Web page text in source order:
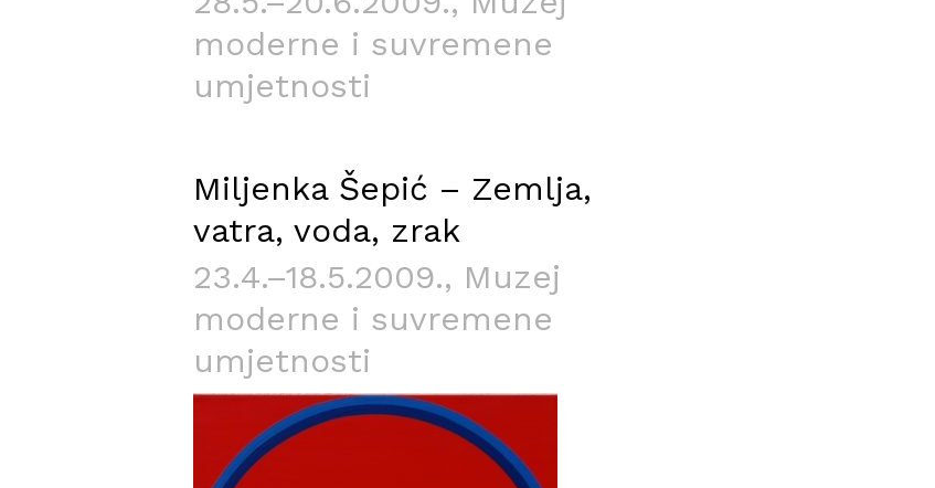
moderne i suvremene
umjetnosti
Miljenka Šepić – Zemlja,
vatra, voda, zrak
23.4.–18.5.2009., Muzej
moderne i suvremene
umjetnosti